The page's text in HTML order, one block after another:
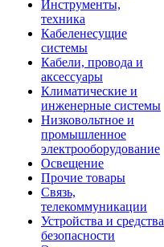
Инструменты,
техника
Кабеленесущие
системы
Кабели, провода и
аксессуары
Климатические и
инженерные системы
Низковольтное и
промышленное
электрооборудование
Освещение
Прочие товары
Связь,
телекоммуникации
Устройства и средства
безопасности